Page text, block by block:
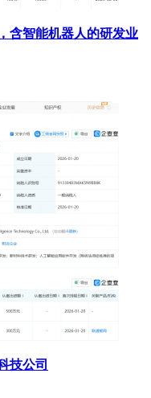
含智能机器人的研发业
技公司